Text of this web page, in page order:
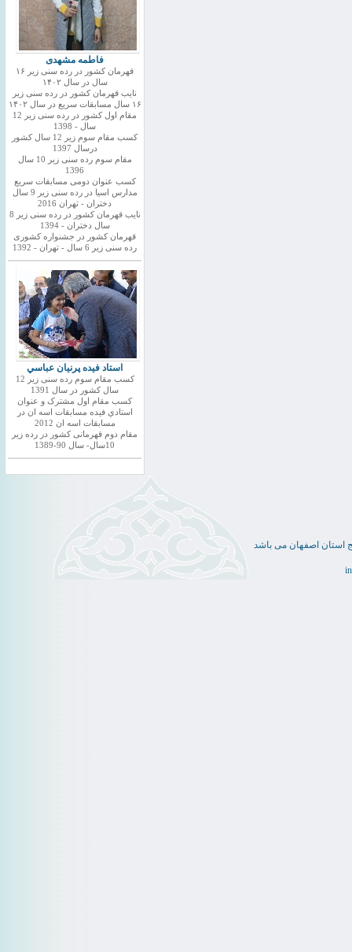
فاطمه مشهدی
قهرمان کشور در رده سنی زیر ۱۶
سال در سال ۱۴۰۲
نایب قهرمان کشور در رده سنی زیر
۱۶ سال مسابقات سریع در سال ۱۴۰۲
مقام اول کشور در رده سنی زیر 12
سال - 1398
کسب مقام سوم زیر 12 سال کشور
درسال 1397
مقام سوم رده سنی زیر 10 سال
1396
کسب عنوان دومی مسابقات سریع
مدارس اسیا در رده سنی زیر 9 سال
دختران - تهران 2016
نایب قهرمان کشور در رده سنی زیر 8
سال دختران - 1394
قهرمان کشور در جشنواره کشوری
رده سنی زیر 6 سال - تهران - 1392
استاد فيده پرنيان عباسي
کسب مقام سوم رده سنی زیر 12
سال کشور در سال 1391
کسب مقام اول مشترک و عنوان
استادي فيده مسابقات اسه ان در
مسابقات اسه ان 2012
مقام دوم قهرمانی کشور در رده زیر
10سال- سال 90-1389
استان اصفهان می باشد